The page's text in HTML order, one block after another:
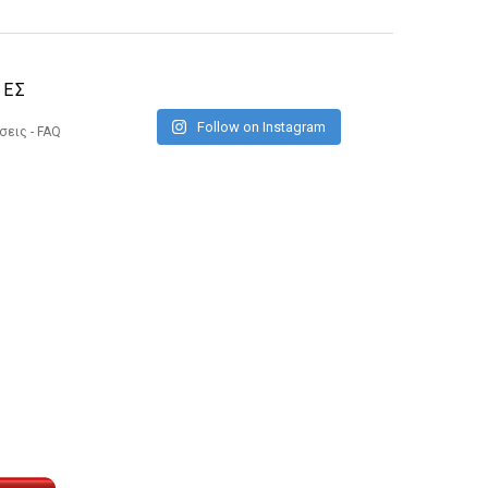
- FAQ
Follow on Instagram